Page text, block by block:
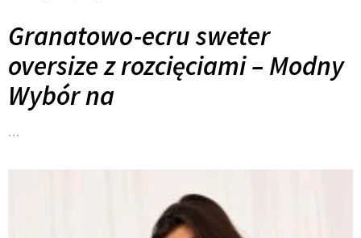
Granatowo-ecru sweter
oversize z rozcięciami – Modny
Wybór na
…